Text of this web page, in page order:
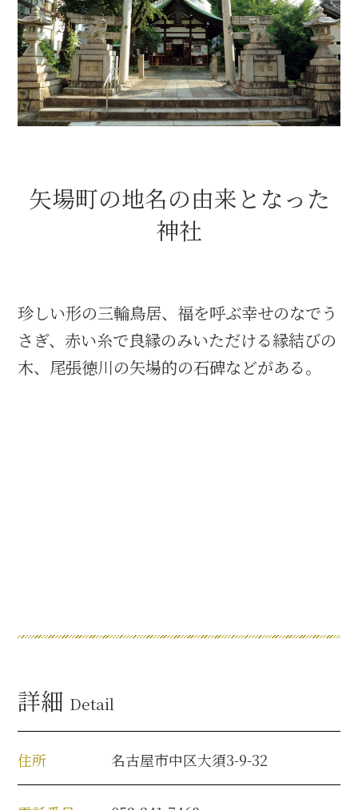
秀吉グルメ・土産 一覧
秀吉功路
信長関連 史跡 一覧
信長グルメ・土産一覧
徳川家康と名古屋の関係
犬千代ルート
清正関連 史跡 一覧
名古屋＜清正＞観光モデルコース
矢場町の地名の由来となった
神社
珍しい形の三輪鳥居、福を呼ぶ幸せのなでう
さぎ、赤い糸で良縁のみいただける縁結びの
木、尾張徳川の矢場的の石碑などがある。
詳細 Detail
住所 名古屋市中区大須3-9-32